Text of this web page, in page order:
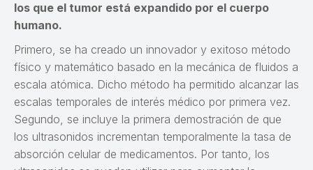
los que el tumor está expandido por el cuerpo
humano.
Primero, se ha creado un innovador y exitoso método
físico y matemático basado en la mecánica de fluidos a
escala atómica. Dicho método ha permitido alcanzar las
escalas temporales de interés médico por primera vez.
Segundo, se incluye la primera demostración de que
los ultrasonidos incrementan temporalmente la tasa de
absorción celular de medicamentos. Por tanto, los